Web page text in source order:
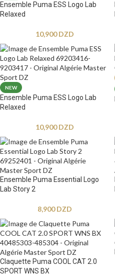
Ensemble Puma ESS Logo Lab
Relaxed
10,900DZD
NEW
Ensemble Puma ESS Logo Lab
Relaxed
10,900DZD
Ensemble Puma Essential Logo
Lab Story 2
8,900DZD
Claquette Puma COOL CAT 2.0
SPORT WNS BX